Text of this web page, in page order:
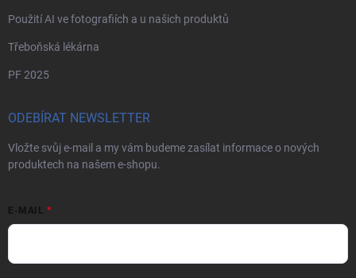
Použití AI ve fotografiích a u našich produktů
Třeboňská lékárna
PF 2025
ODEBÍRAT NEWSLETTER
Vložte svůj e-mail a my vám budeme zasílat informace o nových
produktech na našem e-shopu.
E-MAIL